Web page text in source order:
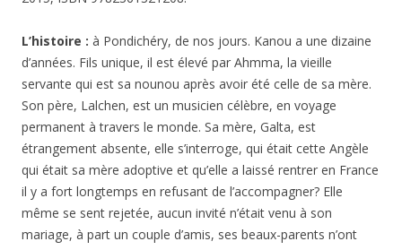
L’histoire : à Pondichéry, de nos jours. Kanou a une dizaine
d’années. Fils unique, il est élevé par Ahmma, la vieille
servante qui est sa nounou après avoir été celle de sa mère.
Son père, Lalchen, est un musicien célèbre, en voyage
permanent à travers le monde. Sa mère, Galta, est
étrangement absente, elle s’interroge, qui était cette Angèle
qui était sa mère adoptive et qu’elle a laissé rentrer en France
il y a fort longtemps en refusant de l’accompagner? Elle
même se sent rejetée, aucun invité n’était venu à son
mariage, à part un couple d’amis, ses beaux-parents n’ont